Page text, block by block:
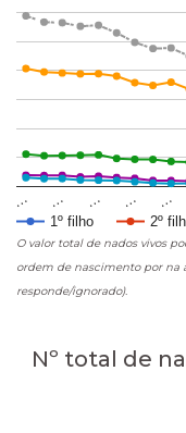
1º filho 2º
… … … … …
O valor total de nados vivos
ordem de nascimento por na
responde/ignorado).
Nº total de